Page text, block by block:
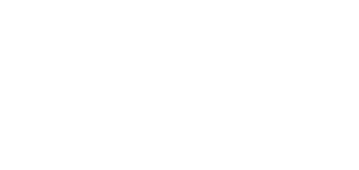
novedades del mercado de La Liga